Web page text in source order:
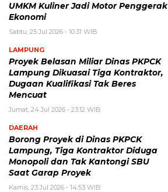
UMKM Kuliner Jadi Motor Penggerak
Ekonomi
Sabtu, 25 Jul 2026 - 10:31 WIB
LAMPUNG
Proyek Belasan Miliar Dinas PKPCK
Lampung Dikuasai Tiga Kontraktor,
Dugaan Kualifikasi Tak Beres
Mencuat
Jumat, 24 Jul 2026 - 23:12 WIB
DAERAH
Borong Proyek di Dinas PKPCK
Lampung, Tiga Kontraktor Diduga
Monopoli dan Tak Kantongi SBU
Saat Garap Proyek
Kamis, 23 Jul 2026 - 14:53 WIB